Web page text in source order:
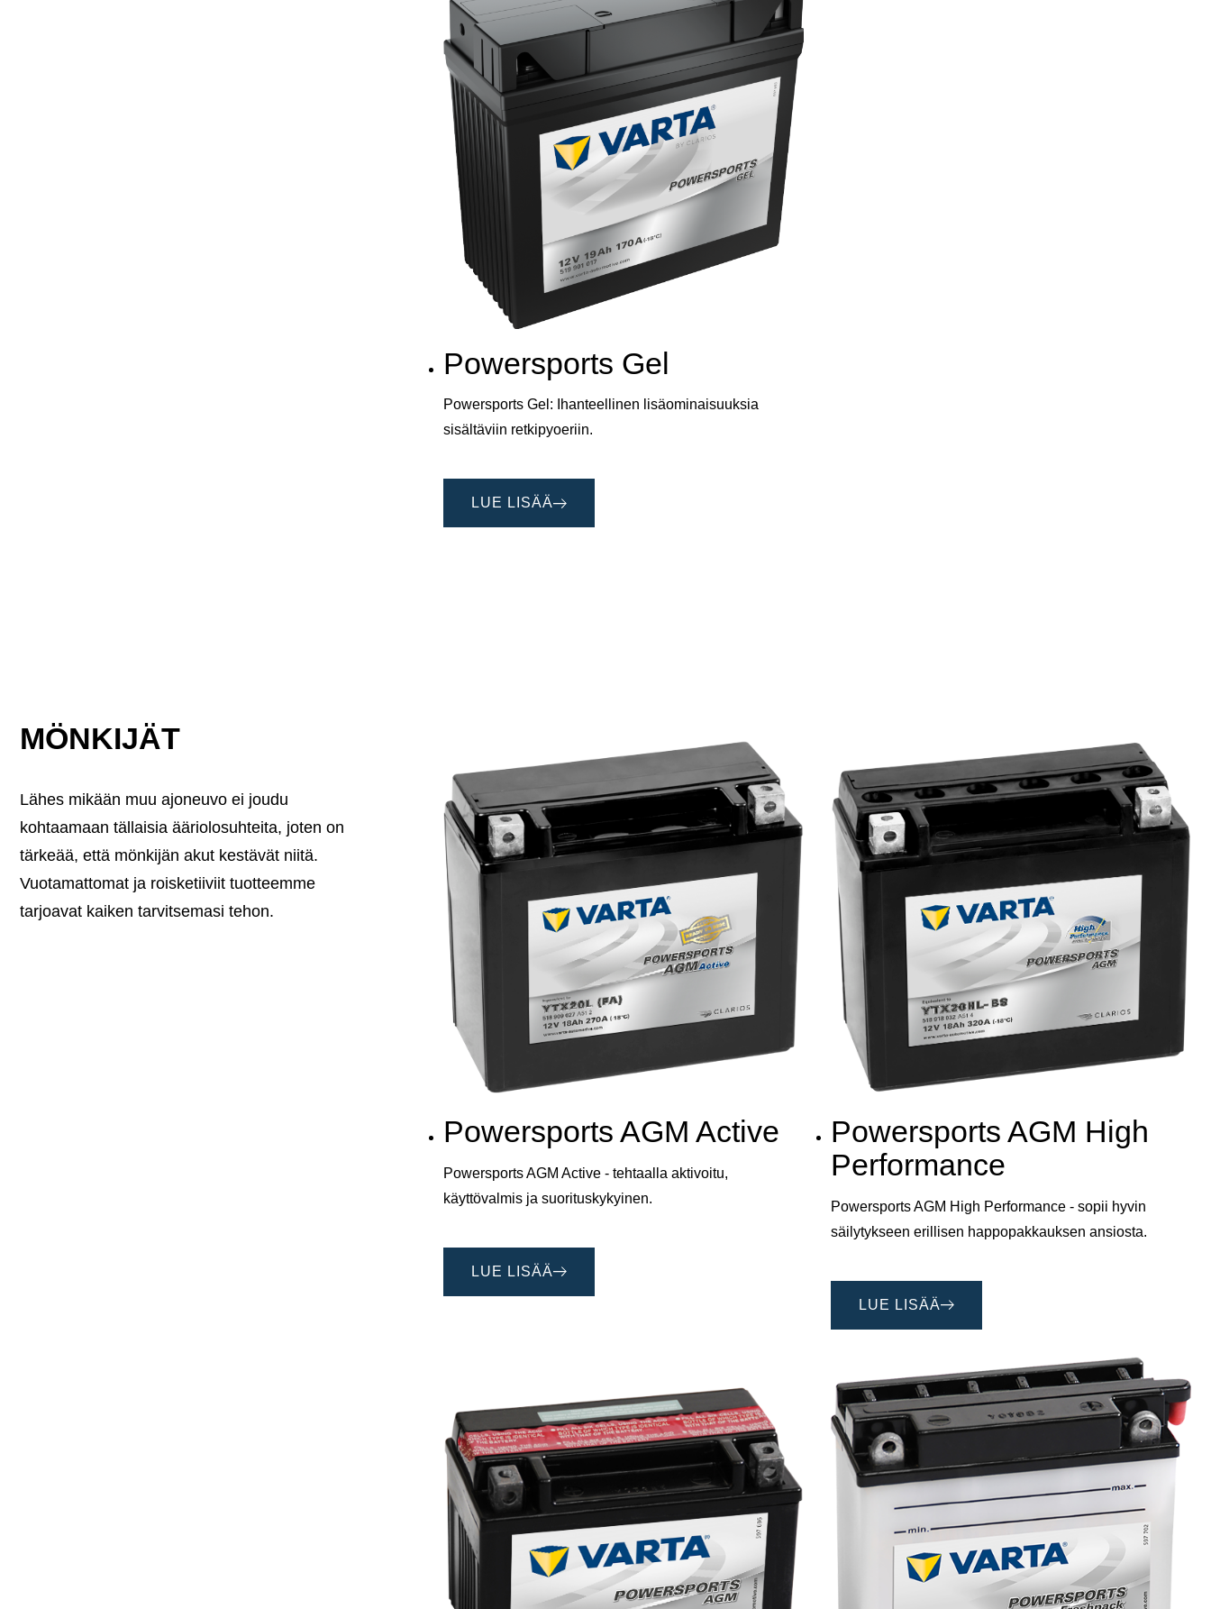
Powersports Gel
Powersports Gel: Ihanteellinen lisäominaisuuksia
sisältäviin retkipyoeriin.
LUE LISÄÄ
MÖNKIJÄT
Lähes mikään muu ajoneuvo ei joudu
kohtaamaan tällaisia ääriolosuhteita, joten on
tärkeää, että mönkijän akut kestävät niitä.
Vuotamattomat ja roisketiiviit tuotteemme
tarjoavat kaiken tarvitsemasi tehon.
Powersports AGM Active
Powersports AGM Active - tehtaalla aktivoitu,
käyttövalmis ja suorituskykyinen.
LUE LISÄÄ
Powersports AGM High
Performance
Powersports AGM High Performance - sopii hyvin
säilytykseen erillisen happopakkauksen ansiosta.
LUE LISÄÄ